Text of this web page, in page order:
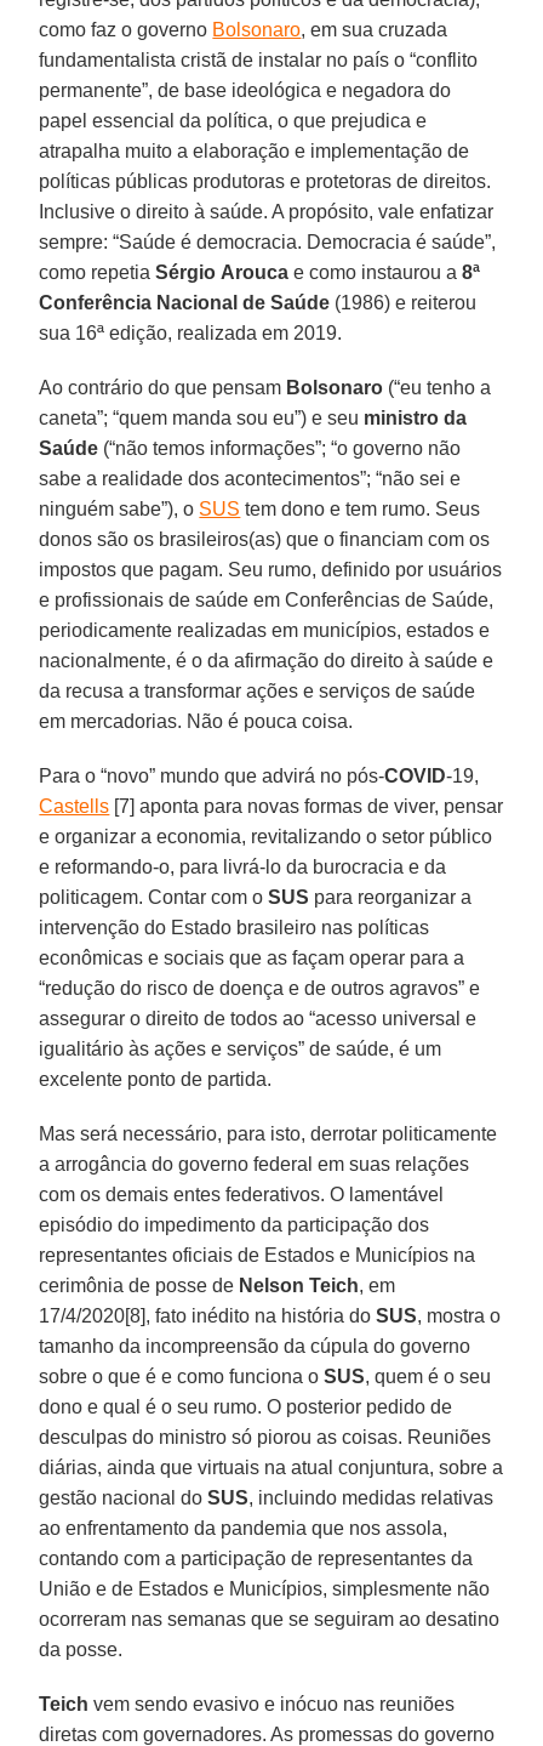
como faz o governo Bolsonaro, em sua cruzada
fundamentalista cristã de instalar no país o “conflito
permanente”, de base ideológica e negadora do
papel essencial da política, o que prejudica e
atrapalha muito a elaboração e implementação de
políticas públicas produtoras e protetoras de direitos.
Inclusive o direito à saúde. A propósito, vale enfatizar
sempre: “Saúde é democracia. Democracia é saúde”,
como repetiaSérgio Arouca e como instaurou a 8ª
Conferência Nacional de Saúde (1986) e reiterou
sua 16ª edição, realizada em 2019.
Ao contrário do que pensam Bolsonaro (“eu tenho a
caneta”; “quem manda sou eu”) e seu ministro da
Saúde (“não temos informações”; “o governo não
sabe a realidade dos acontecimentos”; “não sei e
ninguém sabe”), o SUS tem dono e tem rumo. Seus
donos são os brasileiros(as) que o financiam com os
impostos que pagam. Seu rumo, definido por usuários
e profissionais de saúde em Conferências de Saúde,
periodicamente realizadas em municípios, estados e
nacionalmente, é o da afirmação do direito à saúde e
da recusa a transformar ações e serviços de saúde
em mercadorias. Não é pouca coisa.
Para o “novo” mundo que advirá no pós-COVID-19,
Castells [7] aponta para novas formas de viver, pensar
e organizar a economia, revitalizando o setor público
e reformando-o, para livrá-lo da burocracia e da
politicagem. Contar com oSUS para reorganizar a
intervenção do Estado brasileiro nas políticas
econômicas e sociais que as façam operar para a
“redução do risco de doença e de outros agravos” e
assegurar o direito de todos ao “acesso universal e
igualitário às ações e serviços” de saúde, é um
excelente ponto de partida.
Mas será necessário, para isto, derrotar politicamente
a arrogância do governo federal em suas relações
com os demais entes federativos. O lamentável
episódio do impedimento da participação dos
representantes oficiais de Estados e Municípios na
cerimônia de posse de Nelson Teich, em
17/4/2020[8], fato inédito na história doSUS, mostra o
tamanho da incompreensão da cúpula do governo
sobre o que é e como funciona oSUS, quem é o seu
dono e qual é o seu rumo. O posterior pedido de
desculpas do ministro só piorou as coisas. Reuniões
diárias, ainda que virtuais na atual conjuntura, sobre a
gestão nacional doSUS, incluindo medidas relativas
ao enfrentamento da pandemia que nos assola,
contando com a participação de representantes da
União e de Estados e Municípios, simplesmente não
ocorreram nas semanas que se seguiram ao desatino
da posse.
Teich vem sendo evasivo e inócuo nas reuniões
diretas com governadores. As promessas do governo